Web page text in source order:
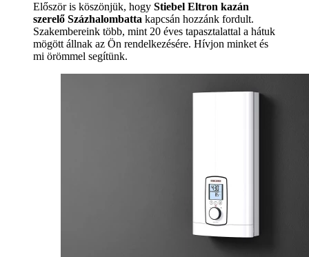
Először is köszönjük, hogy Stiebel Eltron kazán
szerelő Százhalombatta kapcsán hozzánk fordult.
Szakembereink több, mint 20 éves tapasztalattal a hátuk
mögött állnak az Ön rendelkezésére. Hívjon minket és
mi örömmel segítünk.